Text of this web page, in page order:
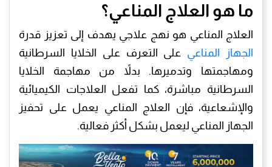
ما هو العلاج المناعي؟
العلاج المناعي هو نهج علاجي يهدف إلى تعزيز قدرة
الجهاز المناعي على التعرف على الخلايا السرطانية
ومهاجمتها وتدميرها. بدلاً من مهاجمة الخلايا
السرطانية مباشرة، كما تفعل العلاجات الكيميائية
والإشعاعية، فإن العلاج المناعي يعمل على تحفيز
الجهاز المناعي ليعمل بشكل أكثر فعالية.